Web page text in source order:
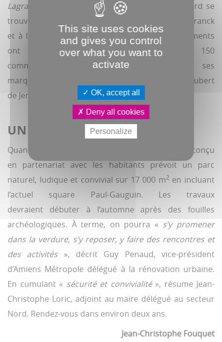
Lagrange modernisée.
» Le marché d’Amiens nord se
trouve désormais avenue de la Paix, rue César-Franck
et à l’est de la rue Léo-Lagrange. Si ces changements
ont pu susciter des craintes parmi les 150
commerçants, chacun commence à trouver ses
marques, comme l’a vérifié le maire d’Amiens Hubert
de Jenlis le 11 mai.
UN COLVERT PLUS VERT
Quant au futur Colvert, le projet de l’agence Base conçu
en partenariat avec les habitants prévoit un parc
naturel, ludique et convivial sur 17 000 m2 en incluant
l’actuel square Paul-Gauguin. Les travaux
devraient débuter à l’automne après des fouilles
archéologiques. À terme, on pourra « s’y promener
dans la verdure, s’y reposer, y faire des rencontres et
des activités», décrit Guy Penaud, vice-président
d’Amiens Métropole délégué à la rénovation urbaine.
En cumulant « sécurité et convivialité», résume Jean-
Christophe Loric, adjoint au maire délégué au secteur
Nord. Rendez-vous dans environ deux ans.
Jean-Christophe Fouquet
This site uses cookies
and gives you control
over what you want to
activate
OK, accept all
Deny all cookies
Personalize